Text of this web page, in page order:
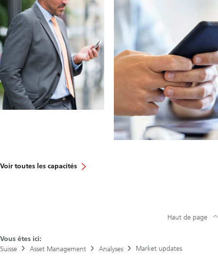
Voir toutes les capacités
Vous êtes ici:
Suisse
Asset Management Analyses Market updates
Haut de page